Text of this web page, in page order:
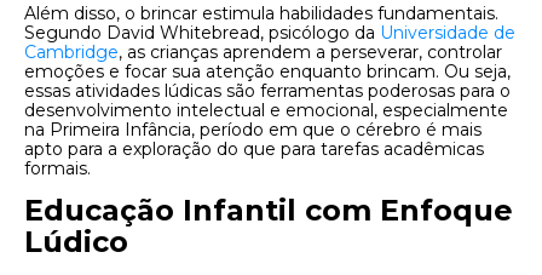
Além disso, o brincar estimula habilidades fundamentais.
Segundo David Whitebread, psicólogo da Universidade de
Cambridge, as crianças aprendem a perseverar, controlar
emoções e focar sua atenção enquanto brincam. Ou seja,
essas atividades lúdicas são ferramentas poderosas para o
desenvolvimento intelectual e emocional, especialmente
na Primeira Infância, período em que o cérebro é mais
apto para a exploração do que para tarefas acadêmicas
formais.
Educação Infantil com Enfoque
Lúdico